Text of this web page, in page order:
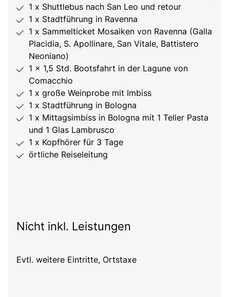
1 x Shuttlebus nach San Leo und retour
1 x Stadtführung in Ravenna
1 x Sammelticket Mosaiken von Ravenna (Galla
Placidia, S. Apollinare, San Vitale, Battistero
Neoniano)
1 x 1,5 Std. Bootsfahrt in der Lagune von
Comacchio
1 x große Weinprobe mit Imbiss
1 x Stadtführung in Bologna
1 x Mittagsimbiss in Bologna mit 1 Teller Pasta
und 1 Glas Lambrusco
1 x Kopfhörer für 3 Tage
örtliche Reiseleitung
Nicht inkl. Leistungen
Evtl. weitere Eintritte, Ortstaxe